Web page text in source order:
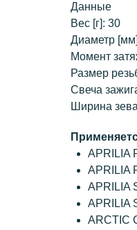
Данные
Вес [г]: 30
Диаметр
Момент
Размер
Свеча
Ширина
APRILIA
APRILIA
APRILIA
APRILIA
ARCTIC